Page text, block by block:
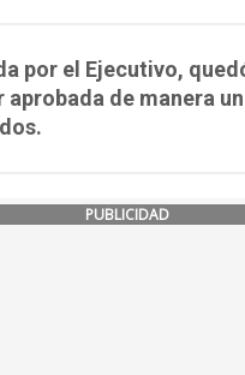
por el Ejecutivo,
de manera
PUBLICIDAD